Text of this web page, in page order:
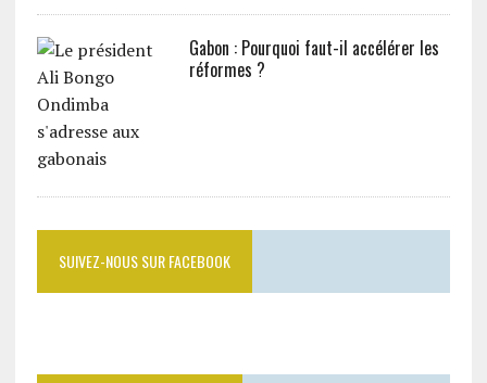
Gabon : Pourquoi faut-il accélérer les
réformes ?
SUIVEZ-NOUS SUR FACEBOOK